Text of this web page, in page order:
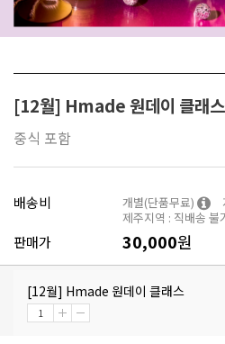
[12월] Hmade 원데이 클래스
중식 포함
배송비 개별(단품무료)
제주지역 : 직배송
판매가 30,000원
[12월] Hmade 원데이 클래스